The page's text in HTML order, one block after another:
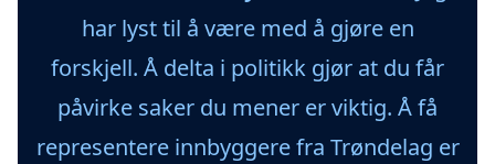
har lyst til å være med å gjøre en
forskjell. Å delta i politikk gjør at du får
påvirke saker du mener er viktig. Å få
representere innbyggere fra Trøndelag er